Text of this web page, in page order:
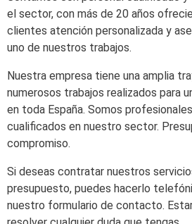
el sector, con más de 20 años
clientes atención personalizada y
uno de nuestros trabajos.
Nuestra empresa tiene una amplia
numerosos trabajos realizados para
en toda España. Somos
cualificados en nuestro sector.
compromiso.
Si deseas contratar nuestros
presupuesto, puedes hacerlo
nuestro formulario de contacto.